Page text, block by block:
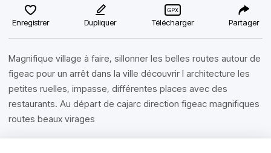
Enregistrer Dupliquer Télécharger Partager
Magnifique village à faire, sillonner les belles routes autour de
figeac pour un arrêt dans la ville découvrir l architecture les
petites ruelles, impasse, différentes places avec des
restaurants. Au départ de cajarc direction figeac magnifiques
routes beaux virages